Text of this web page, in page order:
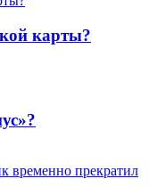
карты?